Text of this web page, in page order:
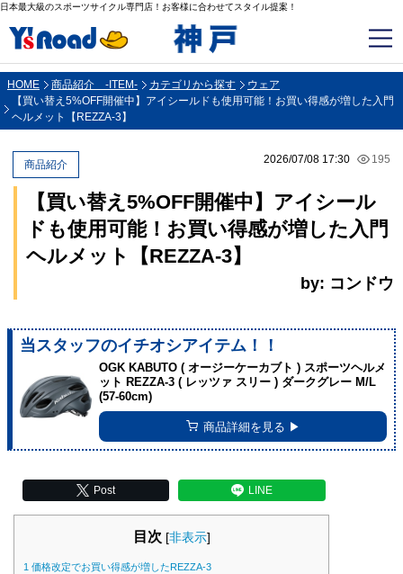
日本最大級のスポーツサイクル専門店！お客様に合わせてスタイル提案！
HOME 商品紹介 -ITEM- カテゴリから探す
ウェア
【買い替え5%OFF開催中】アイシールドも使用可能！お買い得感が増した入門
ヘルメット【REZZA-3】
2026/07/08 17:30 195
商品紹介
【買い替え5%OFF開催中】アイシール
ドも使用可能！お買い得感が増した入門
ヘルメット【REZZA-3】
by: コンドウ
当スタッフのイチオシアイテム！！
OGK KABUTO ( オージーケーカブト ) スポーツヘルメ
ット REZZA-3 ( レッツァ スリー ) ダークグレー M/L
(57-60cm)
商品詳細を見る ▶︎
Post LINE
目次 [非表示]
1 価格改定でお買い得感が増したREZZA-3